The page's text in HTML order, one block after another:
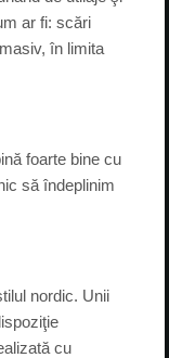
ar fi: scări
în limita
foarte bine cu
să îndeplinim
nordic. Unii
cu